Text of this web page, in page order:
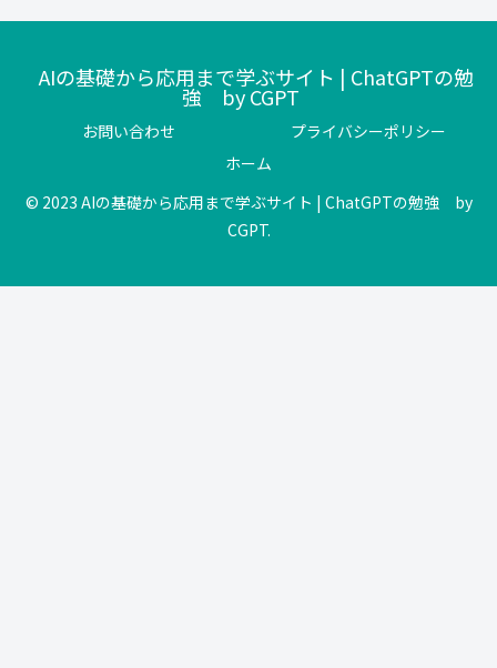
AIの基礎から応用まで学ぶサイト | ChatGPTの勉
強 by CGPT
お問い合わせ
プライバシーポリシー
ホーム
© 2023 AIの基礎から応用まで学ぶサイト | ChatGPTの勉強 by
CGPT.